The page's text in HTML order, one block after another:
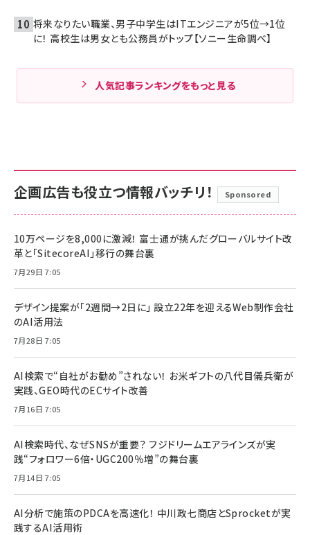
将来なりたい職業、男子中学生はITエンジニアが5位→1位
に！ 高校生は男女とも公務員がトップ【ソニー生命調べ】
人気記事ランキングをもっと見る
企画広告も役立つ情報バッチリ！ Sponsored
10万ページを8,000に激減！ 富士通が挑んだグローバルサイト改
革と「SitecoreAI」移行の舞台裏
7月29日 7:05
デザイン提案が「2週間→2日に」 設立22年を迎えるWeb制作会社
のAI活用法
7月28日 7:05
AI検索で“自社がお勧め”されない！ お米ギフトの八代目儀兵衛が
実践、GEO時代のECサイト改善
7月16日 7:05
AI検索時代、なぜSNSが重要？ フジドリームエアラインズが実
践“フォロワー6倍・UGC200％増”の舞台裏
7月14日 7:05
AI分析で施策のPDCAを高速化！ 中川政七商店とSprocketが実
践するAI活用術